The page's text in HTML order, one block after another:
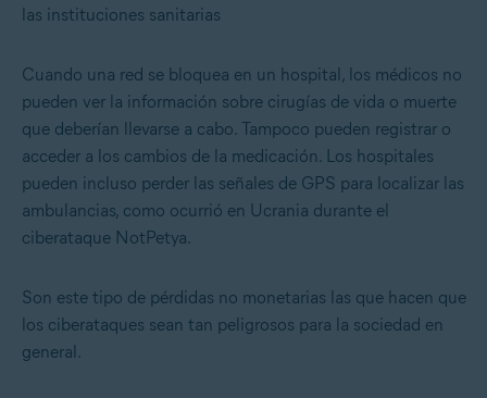
las instituciones sanitarias
Cuando una red se bloquea en un hospital, los médicos no
pueden ver la información sobre cirugías de vida o muerte
que deberían llevarse a cabo. Tampoco pueden registrar o
acceder a los cambios de la medicación. Los hospitales
pueden incluso perder las señales de GPS para localizar las
ambulancias, como ocurrió en Ucrania durante el
ciberataque NotPetya.
Son este tipo de pérdidas no monetarias las que hacen que
los ciberataques sean tan peligrosos para la sociedad en
general.